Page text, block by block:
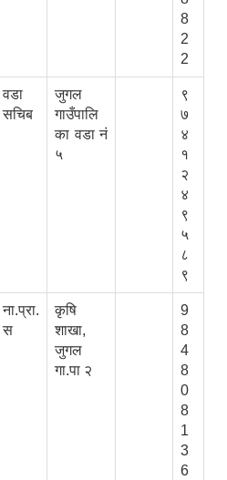
8
2
2
वडा
सचिब
जुगल
गाउँपालि
का वडा नं
५
९
७
४
१
२
४
९
५
८
९
ना.प्रा.
स
कृषि
शाखा,
जुगल
गा.पा २
9
8
4
8
0
8
1
3
6